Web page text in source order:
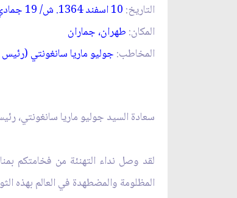
التاريخ: 10 اسفند 1364. ش/ 19 جمادي الثاني 1406. ق‏
المكان: طهران، جماران‏
المخاطب: جوليو ماريا سانغونتي
سعادة السيد جوليو ماريا سانغونتي،
لقد وصل نداء التهنئة من فخامتكم
المظلومة والمضطهدة في العالم بهذه